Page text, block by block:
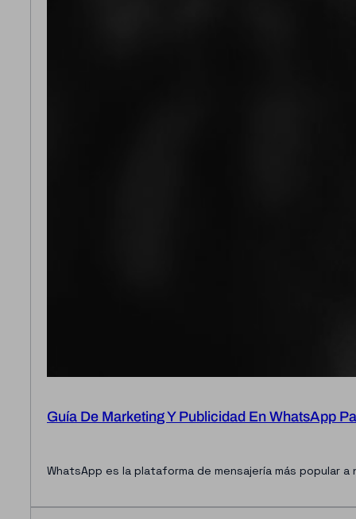
Guía De Marketing Y Publicidad En WhatsApp
WhatsApp es la plataforma de mensajería más popular a